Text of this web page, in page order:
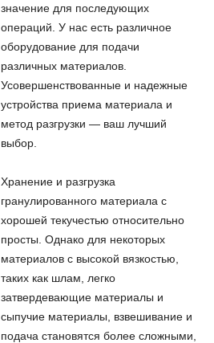
значение для последующих
операций. У нас есть различное
оборудование для подачи
различных материалов.
Усовершенствованные и надежные
устройства приема материала и
метод разгрузки — ваш лучший
выбор.
Хранение и разгрузка
гранулированного материала с
хорошей текучестью относительно
просты. Однако для некоторых
материалов с высокой вязкостью,
таких как шлам, легко
затвердевающие материалы и
сыпучие материалы, взвешивание и
подача становятся более сложными,